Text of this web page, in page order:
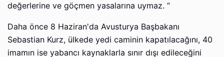
değerlerine ve göçmen yasalarına uymaz. ”
Daha önce 8 Haziran'da Avusturya Başbakanı
Sebastian Kurz, ülkede yedi caminin kapatılacağını, 40
imamın ise yabancı kaynaklarla sınır dışı edileceğini